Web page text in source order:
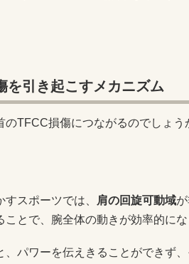
を引き起こすメカニズム
TFCC損傷につながるのでしょう
スポーツでは、 肩の回旋可動域
とで、腕全体の動きが効率的にな
パワーを伝えきることができず